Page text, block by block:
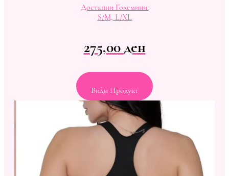
Достапни Големини:
S/M, L/XL
275,00ден
Види Продукт